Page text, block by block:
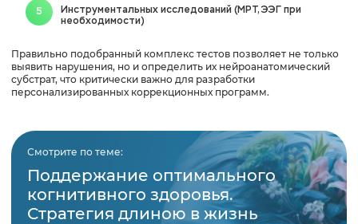
Инструментальных исследований (МРТ, ЭЭГ при
необходимости)
Правильно подобранный комплекс тестов позволяет не только
выявить нарушения, но и определить их нейроанатомический
субстрат, что критически важно для разработки
персонализированных коррекционных программ.
Смотрите по теме:
Поддержание оптимального
когнитивного здоровья.
Стратегия длиною в жизнь